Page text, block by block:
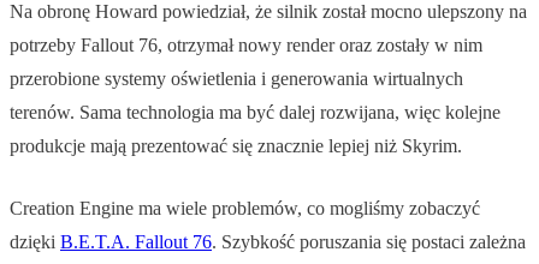
Na obronę Howard powiedział, że silnik został mocno ulepszony na
potrzeby Fallout 76, otrzymał nowy render oraz zostały w nim
przerobione systemy oświetlenia i generowania wirtualnych
terenów. Sama technologia ma być dalej rozwijana, więc kolejne
produkcje mają prezentować się znacznie lepiej niż Skyrim.
Creation Engine ma wiele problemów, co mogliśmy zobaczyć
dzięki B.E.T.A. Fallout 76. Szybkość poruszania się postaci zależna